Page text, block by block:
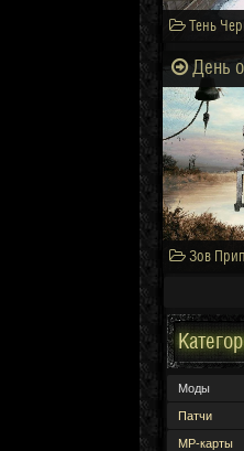
Тень
День
Зов
Моды
Патчи
МР-карты